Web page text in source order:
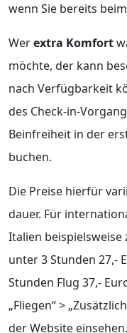
wenn Sie bereits
Werextra Komfort
möchte, der kann
nach Verfügbarkeit
des Check-in-
Beinfreiheit in der
buchen.
Die Preise hierfür
dauer. Für
Italien beispielsweise
unter 3 Stunden 27,-
Stunden Flug 37,-
„Fliegen“ >
der Website einsehen.